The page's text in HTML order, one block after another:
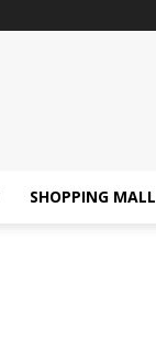
SHOPPING MALL